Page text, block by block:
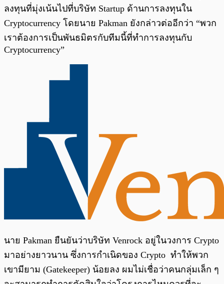
ลงทุนที่มุ่งเน้นไปที่บริษัท Startup ด้านการลงทุนใน
Cryptocurrency โดยนาย Pakman ยังกล่าวต่ออีกว่า “พวก
เราต้องการเป็นพันธมิตรกับทีมนี้ที่ทำการลงทุนกับ
Cryptocurrency”
นาย Pakman ยืนยันว่าบริษัท Venrock อยู่ในวงการ Crypto
มาอย่างยาวนาน ซึ่งการกำเนิดของ Crypto ทำให้พวก
เขามียาม (Gatekeeper) น้อยลง ผมไม่เชื่อว่าคนกลุ่มเล็ก ๆ